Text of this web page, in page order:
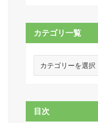
カテゴリ一覧
一
覧
目次